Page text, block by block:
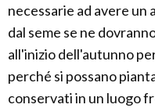
necessarie ad avere un
dal seme se ne
all'inizio dell'autunno
perché si possano
conservati in un luogo